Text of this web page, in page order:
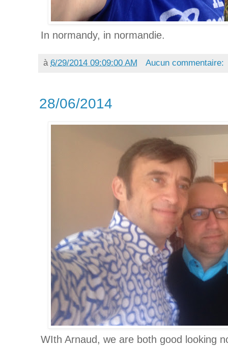
In normandy, in normandie.
à 6/29/2014 09:09:00 AM Aucun commentaire:
28/06/2014
WIth Arnaud, we are both good looking